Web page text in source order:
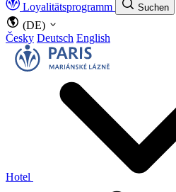
Loyalitätsprogramm Suchen
(DE)
Česky Deutsch English
Hotel